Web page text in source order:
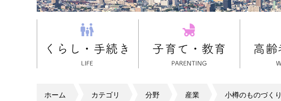
ホーム カテゴリ 分野 産業 小樽のものづくり